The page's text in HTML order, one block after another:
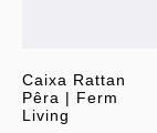
Caixa Rattan
Pêra | Ferm
Living